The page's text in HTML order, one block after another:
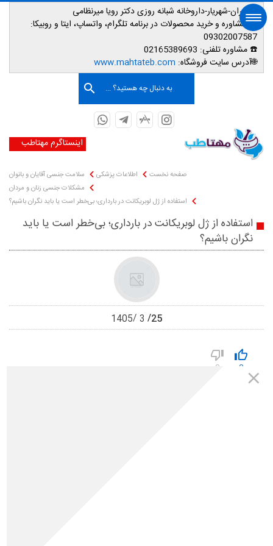
📌تهران-شهریار-داروخانه شبانه روزی دکتر رویا میرنظامی
📱مشاوره و خرید محصولات در برنامه تلگرام، واتساپ، ایتا و روبیکا:
09302007587
☎️ مشاوره تلفنی:
🌐آدرس سایت فروشگاه: www.mahtateb.com
به دنبال چه هستید؟ ...
اینستاگرم مهتاطب
صفحه نخست اطلاعات پزشکی
سلامت جنسی آقایان و بانوان
مشکلات جنسی زنان و مردان
استفاده از ژل لوبریکانت در بارداری؛ بی‌خطر است یا باید نگران باشیم؟
استفاده از ژل لوبریکانت در بارداری؛ بی‌خطر است یا باید
نگران باشیم؟
25
3
1405
0
0